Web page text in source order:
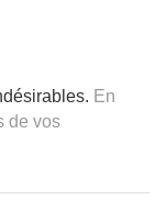
En
de vos